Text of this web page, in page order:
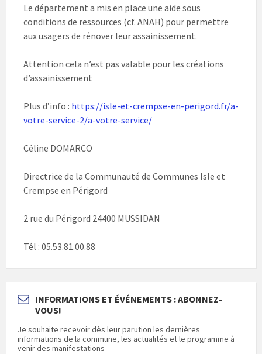
Le département a mis en place une aide sous
conditions de ressources (cf. ANAH) pour permettre
aux usagers de rénover leur assainissement.
Attention cela n’est pas valable pour les créations
d’assainissement
Plus d’info : https://isle-et-crempse-en-perigord.fr/a-
votre-service-2/a-votre-service/
Céline DOMARCO
Directrice de la Communauté de Communes Isle et
Crempse en Périgord
2 rue du Périgord 24400 MUSSIDAN
Tél : 05.53.81.00.88
INFORMATIONS ET ÉVÉNEMENTS : ABONNEZ-
VOUS!
Je souhaite recevoir dès leur parution les dernières
informations de la commune, les actualités et le programme à
venir des manifestations